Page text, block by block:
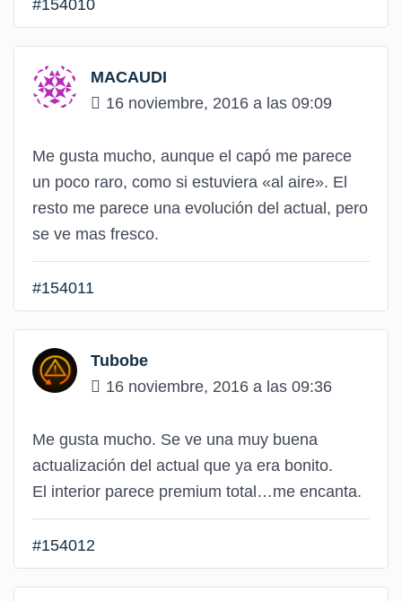
#154010
MACAUDI
16 noviembre, 2016 a las 09:09
Me gusta mucho, aunque el capó me parece
un poco raro, como si estuviera «al aire». El
resto me parece una evolución del actual, pero
se ve mas fresco.
#154011
Tubobe
16 noviembre, 2016 a las 09:36
Me gusta mucho. Se ve una muy buena
actualización del actual que ya era bonito.
El interior parece premium total…me encanta.
#154012